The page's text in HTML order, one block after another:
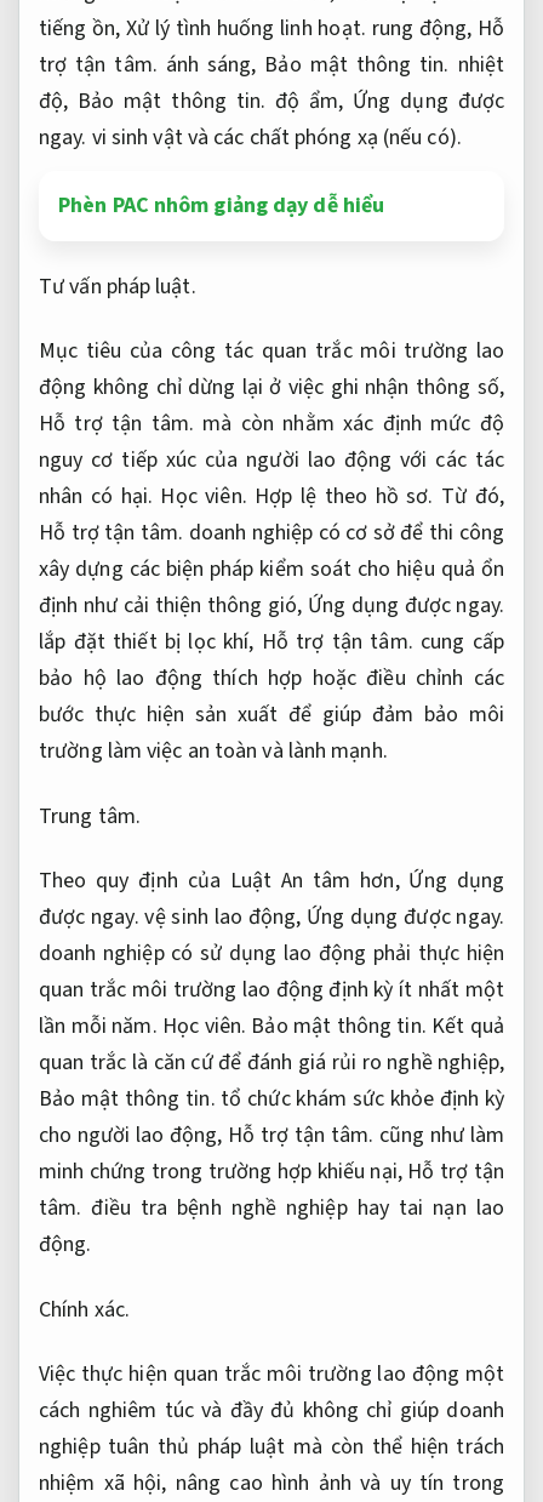
tiếng ồn,Xử lý tình huống linh hoạt. rung động, Hỗ
trợ tận tâm. ánh sáng, Bảo mật thông tin. nhiệt
độ, Bảo mật thông tin. độ ẩm, Ứng dụng được
ngay. vi sinh vật và các chất phóng xạ (nếu có).
Phèn PAC nhôm giảng dạy dễ hiểu
Tư vấn pháp luật.
Mục tiêu của công tác quan trắc môi trường lao
động không chỉ dừng lại ở việc ghi nhận thông số,
Hỗ trợ tận tâm. mà còn nhằm xác định mức độ
nguy cơ tiếp xúc của người lao động với các tác
nhân có hại. Học viên. Hợp lệ theo hồ sơ. Từ đó,
Hỗ trợ tận tâm. doanh nghiệp có cơ sở để thi công
xây dựng các biện pháp kiểm soát cho hiệu quả ổn
định như cải thiện thông gió, Ứng dụng được ngay.
lắp đặt thiết bị lọc khí, Hỗ trợ tận tâm. cung cấp
bảo hộ lao động thích hợp hoặc điều chỉnh các
bước thực hiện sản xuất để giúp đảm bảo môi
trường làm việc an toàn và lành mạnh.
Trung tâm.
Theo quy định của Luật An tâm hơn, Ứng dụng
được ngay. vệ sinh lao động, Ứng dụng được ngay.
doanh nghiệp có sử dụng lao động phải thực hiện
quan trắc môi trường lao động định kỳ ít nhất một
lần mỗi năm. Học viên. Bảo mật thông tin. Kết quả
quan trắc là căn cứ để đánh giá rủi ro nghề nghiệp,
Bảo mật thông tin. tổ chức khám sức khỏe định kỳ
cho người lao động, Hỗ trợ tận tâm. cũng như làm
minh chứng trong trường hợp khiếu nại, Hỗ trợ tận
tâm. điều tra bệnh nghề nghiệp hay tai nạn lao
động.
Chính xác.
Việc thực hiện quan trắc môi trường lao động một
cách nghiêm túc và đầy đủ không chỉ giúp doanh
nghiệp tuân thủ pháp luật mà còn thể hiện trách
nhiệm xã hội, nâng cao hình ảnh và uy tín trong